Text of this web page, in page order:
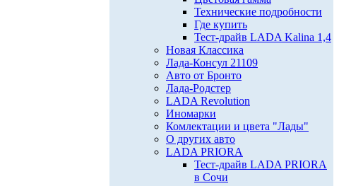
Технические подробности
Где купить
Тест-драйв LADA Kalina 1,4
Новая Классика
Лада-Консул 21109
Авто от Бронто
Лада-Родстер
LADA Revolution
Иномарки
Комлектации и цвета "Лады"
О других авто
LADA PRIORA
Тест-драйв LADA PRIORA
в Сочи